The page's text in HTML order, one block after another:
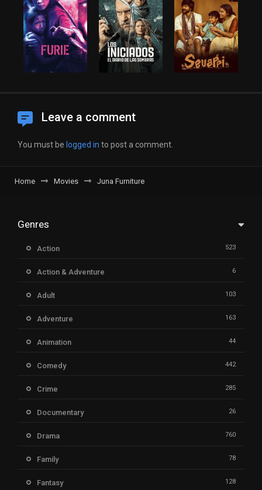
Leave a comment
You must be logged in to post a comment.
Home Movies Juna Furniture
Genres
Action 523
Action & Adventure 6
Adult 103
Adventure 163
Animation 44
Comedy 442
Crime 285
Documentary 26
Drama 760
Family 78
Fantasy 128